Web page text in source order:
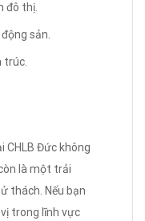
đô thị.
sản.
trúc.
CHLB Đức không
là một trải
thách. Nếu bạn
trong lĩnh vực